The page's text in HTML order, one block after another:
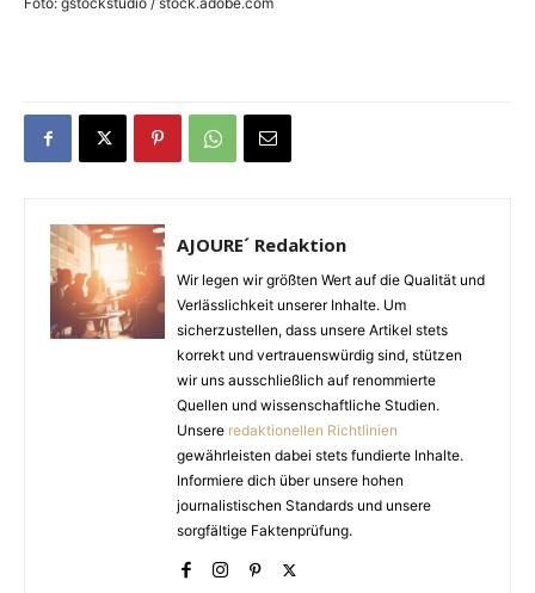
AJOURE´ Redaktion
Wir legen wir größten Wert auf die Qualität und
Verlässlichkeit unserer Inhalte. Um
sicherzustellen, dass unsere Artikel stets
korrekt und vertrauenswürdig sind, stützen
wir uns ausschließlich auf renommierte
Quellen und wissenschaftliche Studien.
Unsere redaktionellen Richtlinien
gewährleisten dabei stets fundierte Inhalte.
Informiere dich über unsere hohen
journalistischen Standards und unsere
sorgfältige Faktenprüfung.